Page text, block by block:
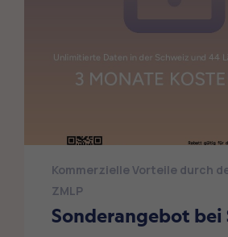
Kommerzielle Vorteile durch
ZMLP
Sonderangebot bei